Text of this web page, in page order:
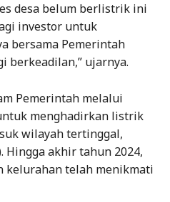
desa belum berlistrik ini
investor untuk
bersama Pemerintah
berkeadilan,” ujarnya.
Pemerintah melalui
menghadirkan listrik
wilayah tertinggal,
Hingga akhir tahun 2024,
kelurahan telah menikmati